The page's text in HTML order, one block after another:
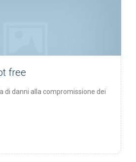
free
di danni alla compromissione dei